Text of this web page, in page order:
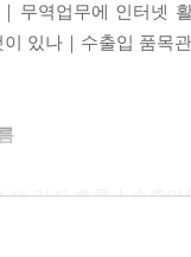
무역업무에 인터넷
있나｜수출입 품목
세 가지 흐름｜수출